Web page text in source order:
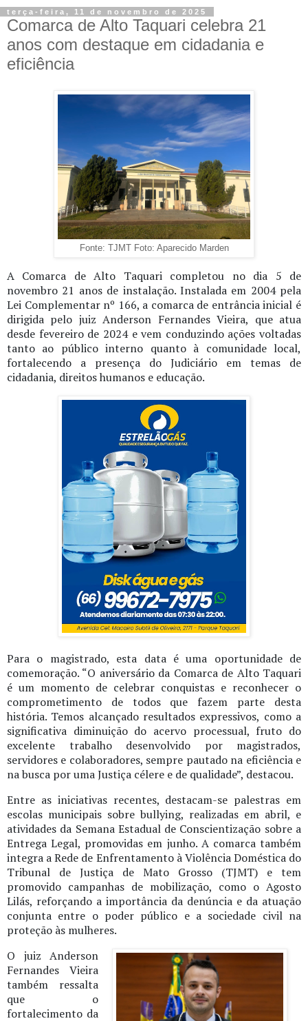
terça-feira, 11 de novembro de 2025
Comarca de Alto Taquari celebra 21
anos com destaque em cidadania e
eficiência
Fonte: TJMT Foto: Aparecido Marden
A Comarca de Alto Taquari completou no dia 5 de
novembro 21 anos de instalação. Instalada em 2004 pela
Lei Complementar nº 166, a comarca de entrância inicial é
dirigida pelo juiz Anderson Fernandes Vieira, que atua
desde fevereiro de 2024 e vem conduzindo ações voltadas
tanto ao público interno quanto à comunidade local,
fortalecendo a presença do Judiciário em temas de
cidadania, direitos humanos e educação.
Para o magistrado, esta data é uma oportunidade de
comemoração. “O aniversário da Comarca de Alto Taquari
é um momento de celebrar conquistas e reconhecer o
comprometimento de todos que fazem parte desta
história. Temos alcançado resultados expressivos, como a
significativa diminuição do acervo processual, fruto do
excelente trabalho desenvolvido por magistrados,
servidores e colaboradores, sempre pautado na eficiência e
na busca por uma Justiça célere e de qualidade”, destacou.
Entre as iniciativas recentes, destacam-se palestras em
escolas municipais sobre bullying, realizadas em abril, e
atividades da Semana Estadual de Conscientização sobre a
Entrega Legal, promovidas em junho. A comarca também
integra a Rede de Enfrentamento à Violência Doméstica do
Tribunal de Justiça de Mato Grosso (TJMT) e tem
promovido campanhas de mobilização, como o Agosto
Lilás, reforçando a importância da denúncia e da atuação
conjunta entre o poder público e a sociedade civil na
proteção às mulheres.
O juiz Anderson
Fernandes Vieira
também ressalta
que o
fortalecimento da